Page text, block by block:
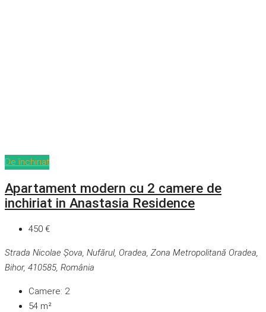
De închiriat
Apartament modern cu 2 camere de
inchiriat in Anastasia Residence
450 €
Strada Nicolae Șova, Nufărul, Oradea, Zona Metropolitană Oradea,
Bihor, 410585, România
Camere: 2
54 m²